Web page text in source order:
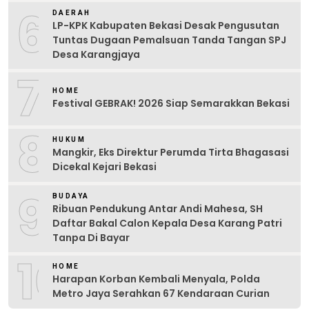
6 DAERAH
LP-KPK Kabupaten Bekasi Desak Pengusutan
Tuntas Dugaan Pemalsuan Tanda Tangan SPJ
Desa Karangjaya
7 HOME
Festival GEBRAK! 2026 Siap Semarakkan Bekasi
8 HUKUM
Mangkir, Eks Direktur Perumda Tirta Bhagasasi
Dicekal Kejari Bekasi
9 BUDAYA
Ribuan Pendukung Antar Andi Mahesa, SH
Daftar Bakal Calon Kepala Desa Karang Patri
Tanpa Di Bayar
10HOME
Harapan Korban Kembali Menyala, Polda
Metro Jaya Serahkan 67 Kendaraan Curian